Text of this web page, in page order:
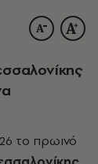
το πρωινό